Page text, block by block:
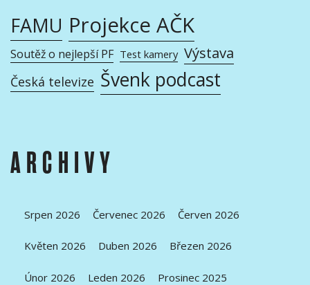
FAMU Projekce AČK
Soutěž o nejlepší PF Test kamery Výstava
Česká televize Švenk podcast
ARCHIVY
Srpen 2026 Červenec 2026 Červen 2026
Květen 2026 Duben 2026 Březen 2026
Únor 2026 Leden 2026 Prosinec 2025